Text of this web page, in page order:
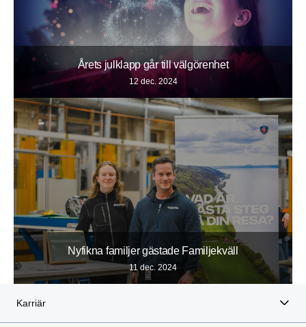
Årets julklapp går till välgörenhet
12 dec. 2024
Nyfikna familjer gästade Familjekväll
11 dec. 2024
Karriär